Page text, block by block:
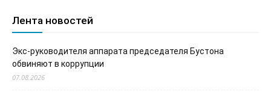
Лента новостей
Экс-руководителя аппарата председателя Бустона
обвиняют в коррупции
07.08.2026